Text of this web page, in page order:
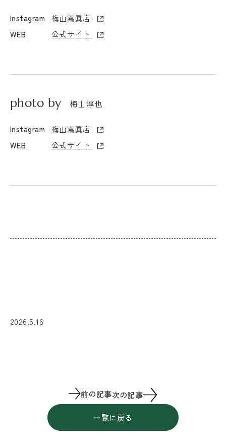
Instagram
梅山寫眞店
WEB
公式サイト
photo by 梅山淳也
Instagram
梅山寫眞店
WEB
公式サイト
2026.5.16
前の記事
一覧に戻る
次の記事